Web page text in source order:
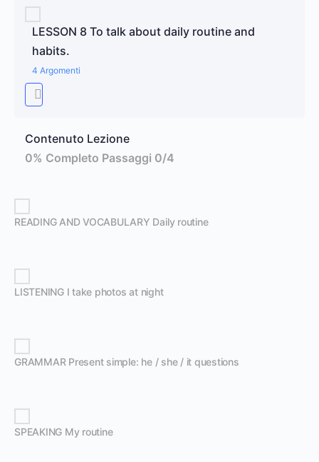
LESSON 8 To talk about daily routine and
habits.
4 Argomenti
Contenuto Lezione
0% Completo Passaggi 0/4
READING AND VOCABULARY Daily routine
LISTENING I take photos at night
GRAMMAR Present simple: he / she / it questions
SPEAKING My routine